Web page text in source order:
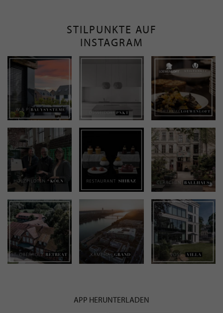
STILPUNKTE AUF
INSTAGRAM
APP HERUNTERLADEN